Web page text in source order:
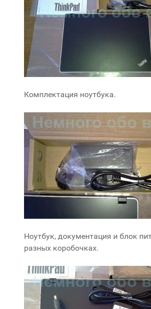
Комплектация ноутбука.
Ноутбук, документация и блок
разных коробочках.